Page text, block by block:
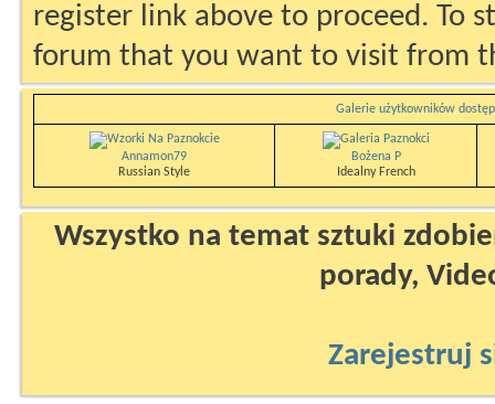
register link above to proceed. To
forum that you want to visit from
Galerie użytkowników
Annamon79
Russian Style
Bożena P
Idealny French
Wszystko na temat sztuki
porady,
Zarejestruj